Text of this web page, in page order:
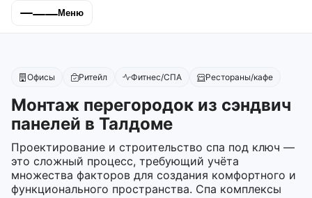
Меню
Офисы Ритейл Фитнес/СПА Рестораны/кафе
Монтаж перегородок из сэндвич
панелей в Талдоме
Проектирование и строительство спа под ключ —
это сложный процесс, требующий учёта
множества факторов для создания комфортного и
функционального пространства. Спа комплексы